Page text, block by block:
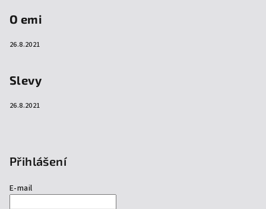
O emi
26.8.2021
Slevy
26.8.2021
Přihlášení
E-mail